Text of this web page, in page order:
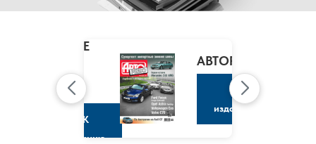
CLAIRE
МАРИ
КЛЭР
К
изданию
АВТОРЕВЮ
К
изданию